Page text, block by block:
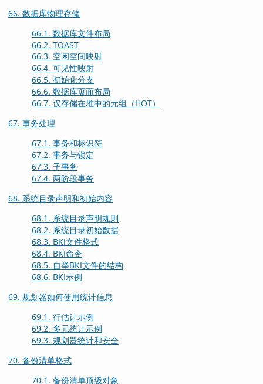
66. 数据库物理存储
66.1. 数据库文件布局
66.2. TOAST
66.3. 空闲空间映射
66.4. 可见性映射
66.5. 初始化分支
66.6. 数据库页面布局
66.7. 仅存储在堆中的元组（HOT）
67. 事务处理
67.1. 事务和标识符
67.2. 事务与锁定
67.3. 子事务
67.4. 两阶段事务
68. 系统目录声明和初始内容
68.1. 系统目录声明规则
68.2. 系统目录初始数据
68.3. BKI文件格式
68.4. BKI命令
68.5. 自举BKI文件的结构
68.6. BKI示例
69. 规划器如何使用统计信息
69.1. 行估计示例
69.2. 多元统计示例
69.3. 规划器统计和安全
70. 备份清单格式
70.1. 备份清单顶级对象